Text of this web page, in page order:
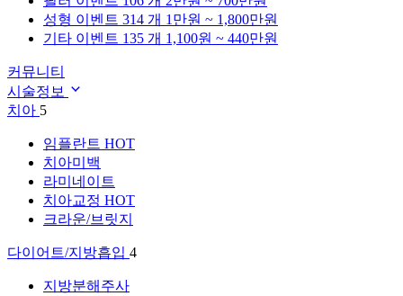
성형 이벤트 314 개 1만원 ~ 1,800만원
기타 이벤트 135 개 1,100원 ~ 440만원
커뮤니티
시술정보
치아 5
임플란트 HOT
치아미백
라미네이트
치아교정 HOT
크라운/브릿지
다이어트/지방흡입 4
지방분해주사